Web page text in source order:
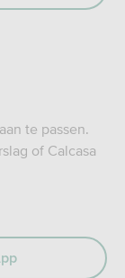
te passen.
of Calcasa